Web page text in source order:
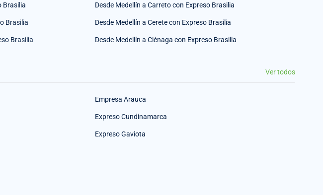
Brasilia Desde Medellín a Carreto con Expreso Brasilia
Brasilia Desde Medellín a Cerete con Expreso Brasilia
Brasilia Desde Medellín a Ciénaga con Expreso Brasilia
Ver todos
Empresa Arauca
Expreso Cundinamarca
Expreso Gaviota